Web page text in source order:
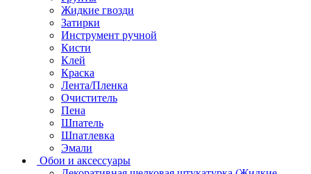
Жидкие гвозди
Затирки
Инструмент ручной
Кисти
Клей
Краска
Лента/Пленка
Очиститель
Пена
Шпатель
Шпатлевка
Эмали
Обои и аксессуары